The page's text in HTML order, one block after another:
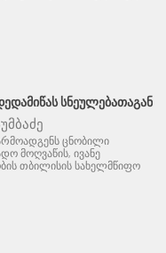
ᲡᲜᲔᲣᲚᲔᲑᲐᲗᲐᲒᲐᲜ
ცნობილი
მოღვაწის, ივანე
თბილისის სახელმწიფო